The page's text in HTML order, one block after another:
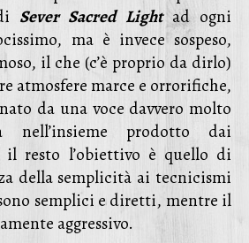
Sever Sacred Lightad ogni
ma è invece sospeso,
il che (c’è proprio da dirlo)
atmosfere marce e orrorifiche,
da una voce davvero molto
nell’insieme prodotto dai
il resto l’obiettivo è quello di
della semplicità ai tecnicismi
semplici e diretti, mentre il
aggressivo.